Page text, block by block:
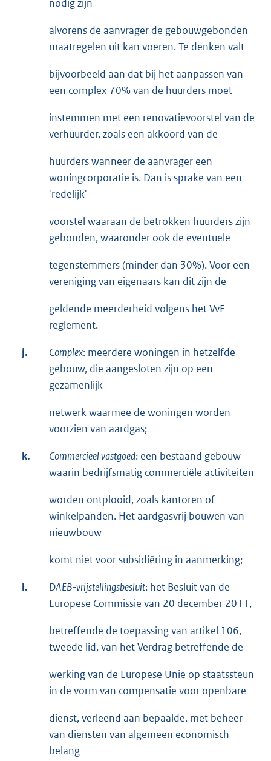
nodig zijn
alvorens de aanvrager de gebouwgebonden
maatregelen uit kan voeren. Te denken valt
bijvoorbeeld aan dat bij het aanpassen van
een complex 70% van de huurders moet
instemmen met een renovatievoorstel van de
verhuurder, zoals een akkoord van de
huurders wanneer de aanvrager een
woningcorporatie is. Dan is sprake van een
'redelijk'
voorstel waaraan de betrokken huurders zijn
gebonden, waaronder ook de eventuele
tegenstemmers (minder dan 30%). Voor een
vereniging van eigenaars kan dit zijn de
geldende meerderheid volgens het VvE-
reglement.
j. Complex: meerdere woningen in hetzelfde
gebouw, die aangesloten zijn op een
gezamenlijk
netwerk waarmee de woningen worden
voorzien van aardgas;
k. Commercieel vastgoed: een bestaand gebouw
waarin bedrijfsmatig commerciële activiteiten
worden ontplooid, zoals kantoren of
winkelpanden. Het aardgasvrij bouwen van
nieuwbouw
komt niet voor subsidiëring in aanmerking;
l. DAEB-vrijstellingsbesluit: het Besluit van de
Europese Commissie van 20 december 2011,
betreffende de toepassing van artikel 106,
tweede lid, van het Verdrag betreffende de
werking van de Europese Unie op staatssteun
in de vorm van compensatie voor openbare
dienst, verleend aan bepaalde, met beheer
van diensten van algemeen economisch
belang